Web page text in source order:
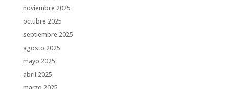
noviembre 2025
octubre 2025
septiembre 2025
agosto 2025
mayo 2025
abril 2025